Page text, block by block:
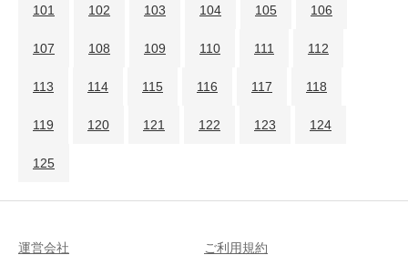
101 102 103 104 105 106
107 108 109 110 111 112
113 114 115 116 117 118
119 120 121 122 123 124
125
運営会社 ご利用規約